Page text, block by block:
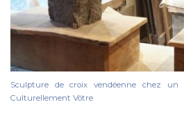
Sculpture de croix vendéenne chez
Culturellement Vôtre